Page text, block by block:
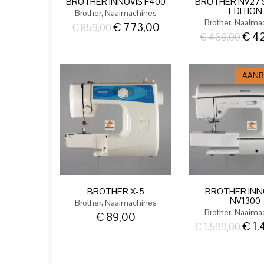
Brother,Naaimachines
€859,00€773,00
EDITION
Brother,
€469,00€
BROTHER X-5
Brother,Naaimachines
€89,00
BROTHER
NV1300
Brother,
€1.599,00€